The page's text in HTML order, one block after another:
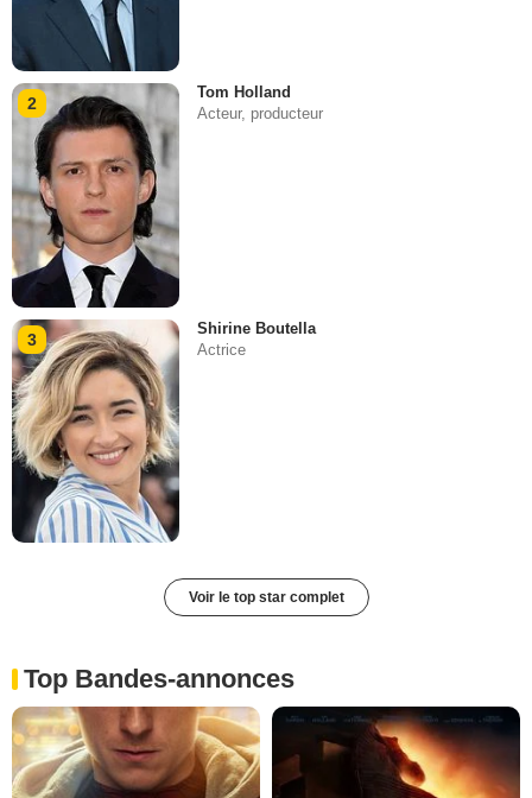
2
Tom Holland
Acteur, producteur
3
Shirine Boutella
Actrice
Voir le top star complet
Top Bandes-annonces